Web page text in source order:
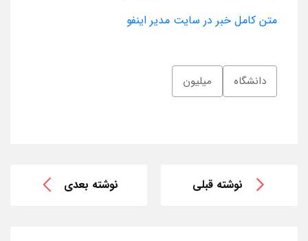
متن کامل خبر در سایت مدیر اینفو
دانشگاه میلیون
نوشته قبلی نوشته بعدی